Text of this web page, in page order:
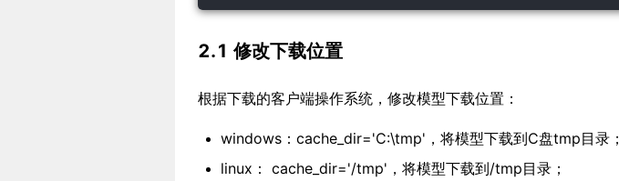
2.1 修改下载位置
根据下载的客户端操作系统，修改模型下载位置：
windows：cache_dir='C:\tmp'，将模型下载到C盘tmp目录；
linux： cache_dir='/tmp'，将模型下载到/tmp目录；